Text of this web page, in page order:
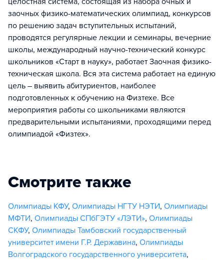
заочных физико-математических олимпиад, конкурсов
по решению задач вступительных испытаний,
проводятся регулярные лекции и семинары, вечерние
школы, международный научно-технический конкурс
школьников «Старт в науку», работает Заочная физико-
техническая школа. Вся эта система работает на единую
цель – выявить абитуриентов, наиболее
подготовленных к обучению на Физтехе. Все
мероприятия работы со школьниками являются
предварительными испытаниями, проходящими перед
олимпиадой «Физтех».
Смотрите также
Олимпиады КФУ, Олимпиады НГТУ НЭТИ, Олимпиады
МФТИ, Олимпиады СПбГЭТУ «ЛЭТИ», Олимпиады
СКФУ, Олимпиады Тамбовский государственный
университет имени Г.Р. Державина, Олимпиады
Волгоградского государственного университета,